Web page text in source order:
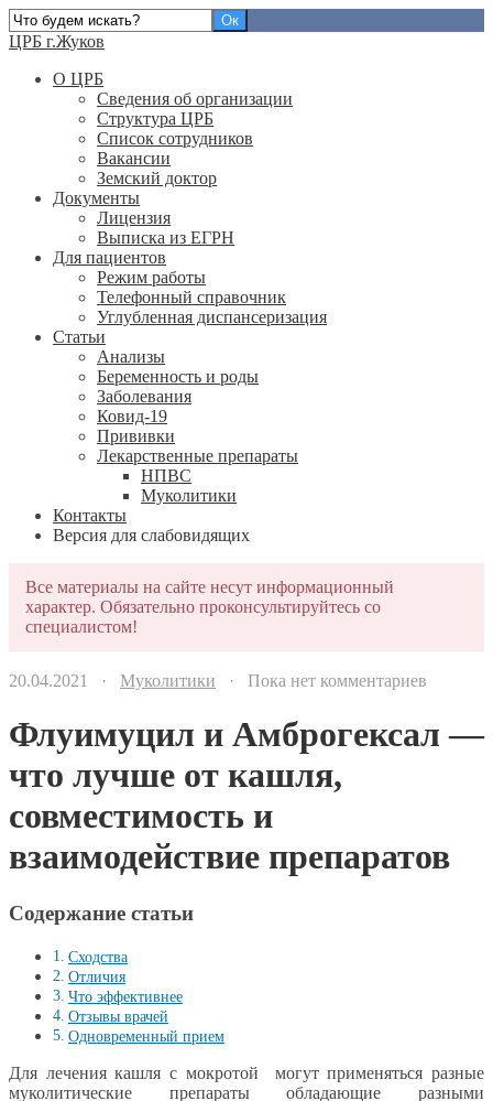
ЦРБ г.Жуков
О ЦРБ
Сведения об организации
Структура ЦРБ
Список сотрудников
Вакансии
Земский доктор
Документы
Лицензия
Выписка из ЕГРН
Для пациентов
Режим работы
Телефонный справочник
Углубленная диспансеризация
Статьи
Анализы
Беременность и роды
Заболевания
Ковид-19
Прививки
Лекарственные препараты
НПВС
Муколитики
Контакты
Версия для слабовидящих
Все материалы на сайте несут информационный
характер. Обязательно проконсультируйтесь со
специалистом!
20.04.2021 · Муколитики · Пока нет комментариев
Флуимуцил и Амброгексал —
что лучше от кашля,
совместимость и
взаимодействие препаратов
Содержание статьи
Сходства
Отличия
Что эффективнее
Отзывы врачей
Одновременный прием
Для лечения кашля с мокротой могут применяться разные
муколитические препараты обладающие разными